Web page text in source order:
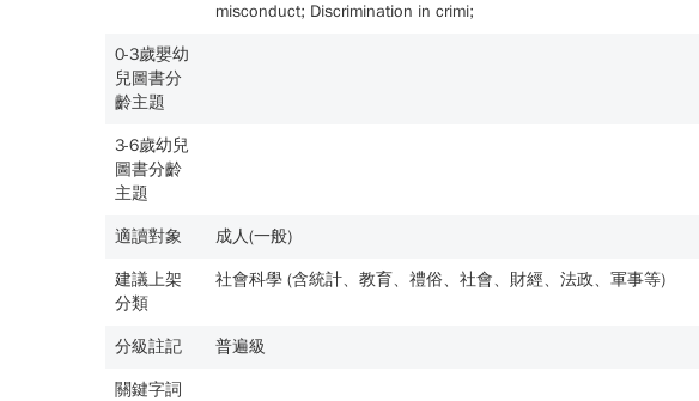
misconduct; Discrimination in crimi;
0-3歲嬰幼
兒圖書分
齡主題
3-6歲幼兒
圖書分齡
主題
適讀對象 成人(一般)
建議上架
分類
社會科學 (含統計、教育、禮俗、社會、財經、法政、軍事等)
分級註記 普遍級
關鍵字詞